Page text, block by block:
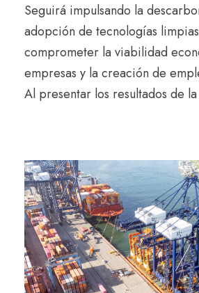
Seguirá impulsando la
adopción de tecnologías
comprometer la viabilidad
empresas y la creación de
Al presentar los resultados de